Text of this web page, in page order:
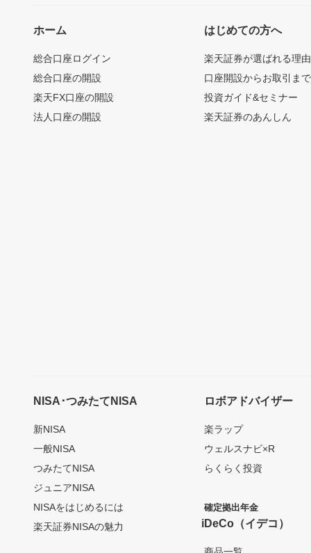
ホーム
総合口座ログイン
総合口座の開設
楽天FX口座の開設
法人口座の開設
はじめての方へ
楽天証券が選ばれる理由
口座開設からお取引ま
投資ガイド&セミナー
楽天証券のあんしん
NISA･つみたてNISA
新NISA
一般NISA
つみたてNISA
ジュニアNISA
NISAをはじめるには
楽天証券NISAの魅力
ロボアドバイザー
楽ラップ
ウェルスナビ×R
らくらく投資
確定拠出年金
iDeCo（イデコ）